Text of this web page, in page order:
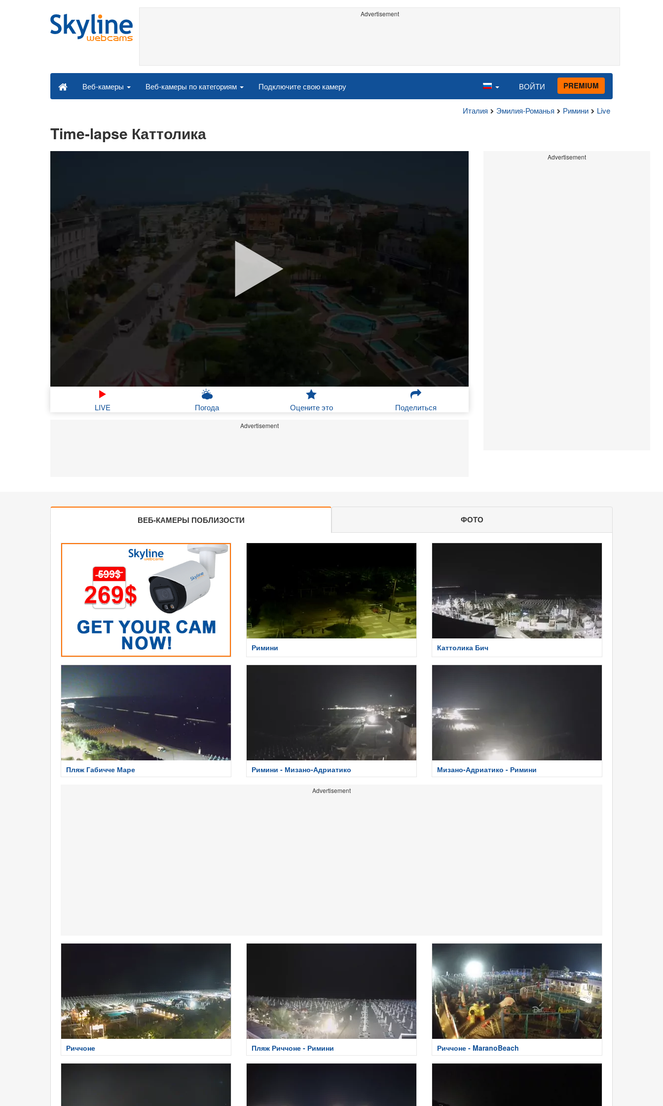
Advertisement
Веб-камеры Веб-камеры по категориям Подключите свою камеру ВОЙТИ PREMIUM
Италия Эмилия-Романья Римини Live
Time-lapse Каттолика
LIVE Погода Оцените это Поделиться
Advertisement
Advertisement
ВЕБ-КАМЕРЫ ПОБЛИЗОСТИ ФОТО
Римини Каттолика Бич
Пляж Габичче Маре Римини - Мизано-Адриатико Мизано-Адриатико - Римини
Advertisement
Риччоне Пляж Риччоне - Римини Риччоне - MaranoBeach